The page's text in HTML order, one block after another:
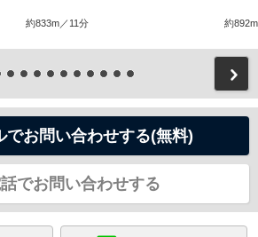
約833m／11分 約
でお問い合わせする(無料)
でお問い合わせする